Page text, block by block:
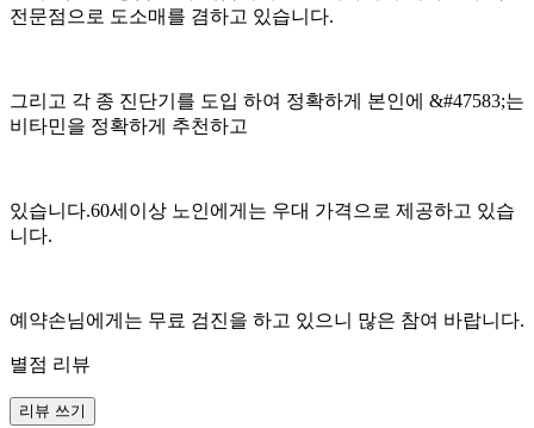
전문점으로 도소매를 겸하고 있습니다.
그리고 각 종 진단기를 도입 하여 정확하게 본인에 &#47583;는
비타민을 정확하게 추천하고
있습니다.60세이상 노인에게는 우대 가격으로 제공하고 있습
니다.
예약손님에게는 무료 검진을 하고 있으니 많은 참여 바랍니다.
별점 리뷰
리뷰 쓰기